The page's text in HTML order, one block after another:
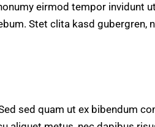
eirmod tempor invidunt
Stet clita kasd gubergren,
sed quam ut ex bibendum